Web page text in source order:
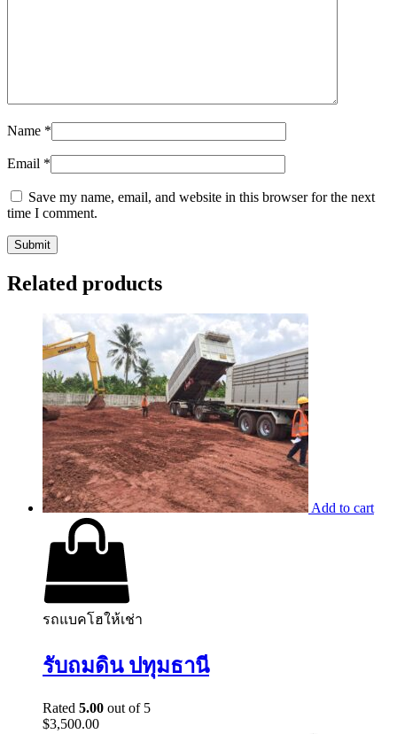
Name *
Email *
Save my name, email, and website in this browser for the next
time I comment.
Related products
Add to cart
รถแบคโฮให้เช่า
รับถมดิน ปทุมธานี
Rated 5.00 out of 5
$3,500.00